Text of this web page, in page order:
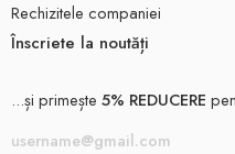
Rechizitele companiei
Înscriete la noutăți
...și primește 5% REDUCERE